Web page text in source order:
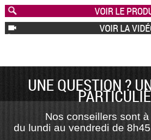
VOIR LE
VOIR LA
UNE QUESTION ?
Nos conseillers sont
du lundi au vendredi de